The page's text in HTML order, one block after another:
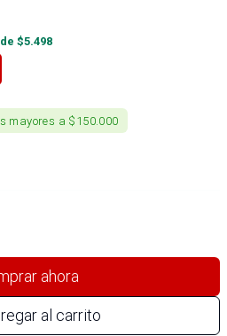
$5.498
mayores a $150.000
ahora
al carrito